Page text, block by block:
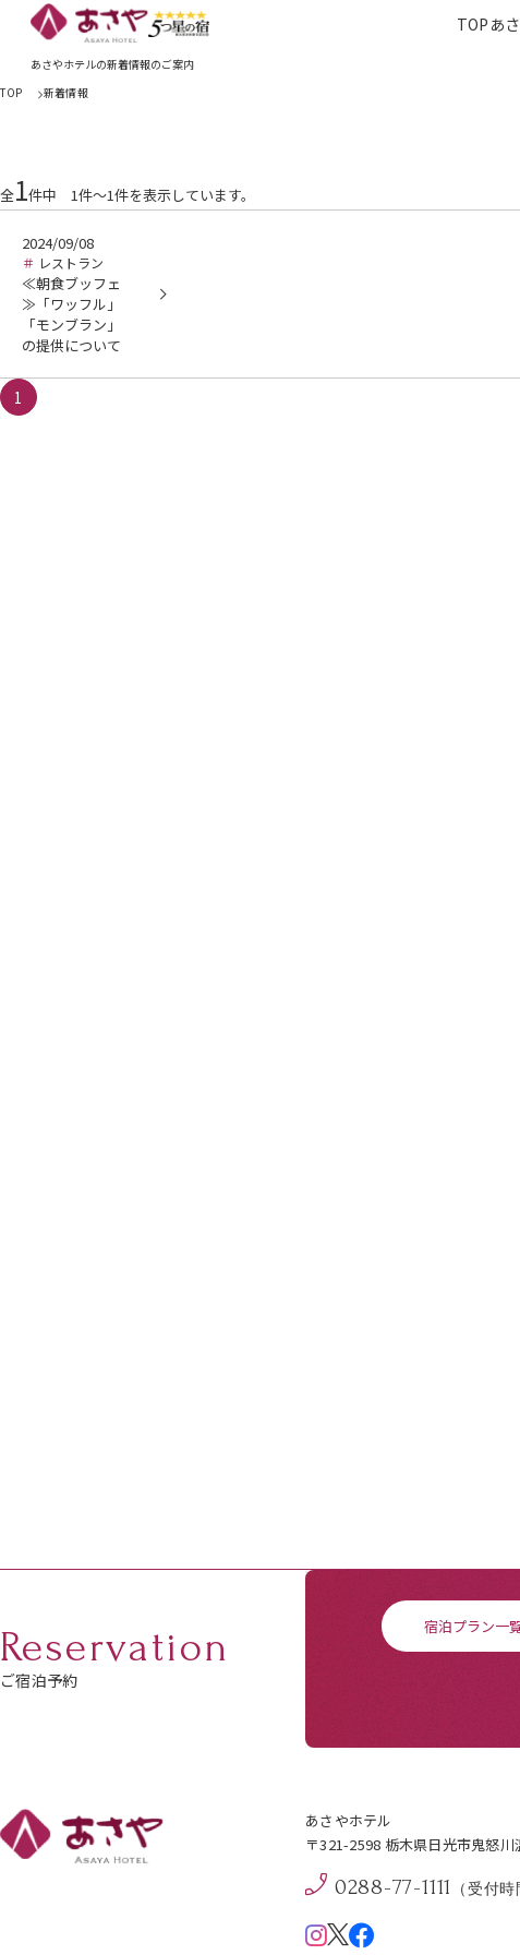
TOP あ
あさやホテルの新着情報のご案内
TOP 新着情報
全1件中 1件～1件を表示しています。
2024/09/08
レストラン
≪朝食ブッフェ
≫「ワッフル」
「モンブラン」
の提供について
1
Reservation
ご宿泊予約
宿泊プラン一
あさやホテル
〒321-2598 栃木県日光市鬼怒
0288-77-1111 （受付